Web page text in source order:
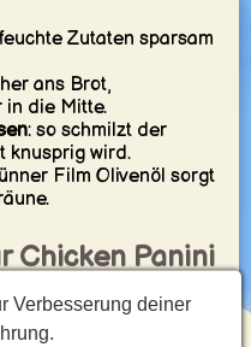
Zutaten sparsam
ans Brot,
in die Mitte.
: so schmilzt der
knusprig wird.
Film Olivenöl sorgt
Chicken Panini
knusprig, innen
Verbesserung deiner